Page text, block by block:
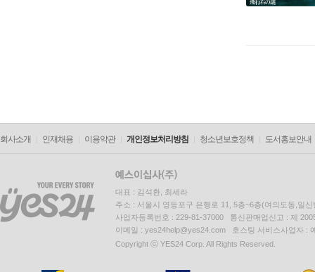
회사소개 인재채용 이용약관 개인정보처리방침 청소년보호정책 도서홍보안내
대표 : 김석환, 최세라
주소 : 서울시 영등포구 은행로 11, 5층~6층(여의도동,일신
사업자등록번호 : 229-81-37000 통신판매업신고 : 제
이메일 : yes24help@yes24.com 호스팅 서비스사업자 :
Copyright ⓒ YES24 Corp. All Rights Reserved.